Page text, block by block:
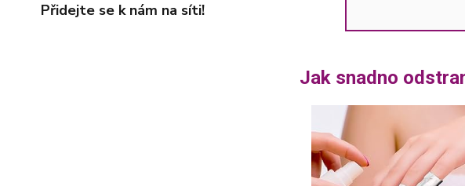
Přidejte se k nám na síti!
Jak snadno